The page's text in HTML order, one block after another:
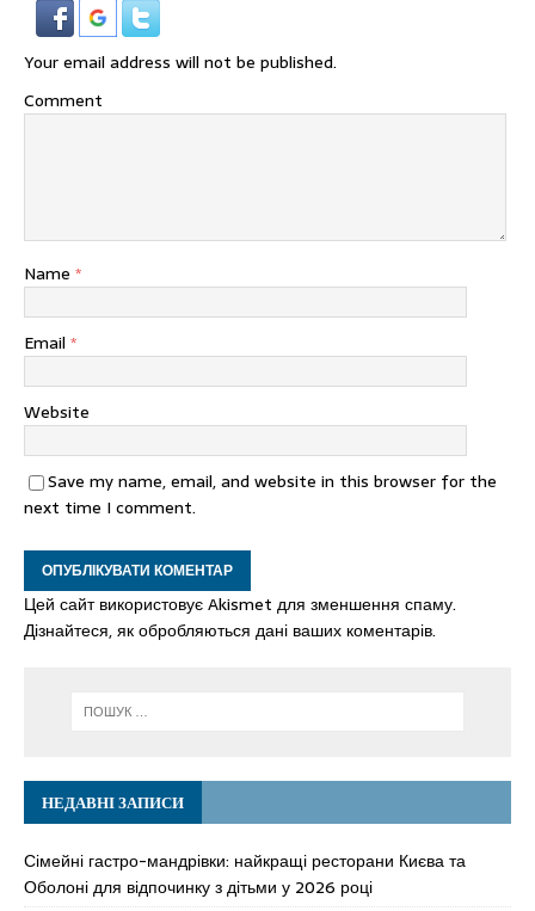
Your email address will not be published.
Comment
Name *
Email *
Website
Save my name, email, and website in this browser for the
next time I comment.
Цей сайт використовує Akismet для зменшення спаму.
Дізнайтеся, як обробляються дані ваших коментарів.
НЕДАВНІ ЗАПИСИ
Сімейні гастро-мандрівки: найкращі ресторани Києва та
Оболоні для відпочинку з дітьми у 2026 році